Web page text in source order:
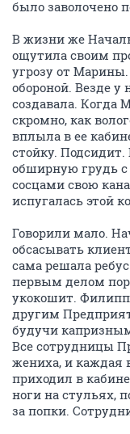
было заволочено
В жизни же
ощутила своим
угрозу от
обороной. Везде у
создавала. Когда
скромно, как
вплыла в ее
стойку.
обширную грудь
сосцами свою
испугалась этой
Говорили мало.
обсасывать
сама решала
первым делом
укокошит.
другим
будучи
Все сотрудницы
жениха, и каждая
приходил в
ноги на стульях,
за попки.